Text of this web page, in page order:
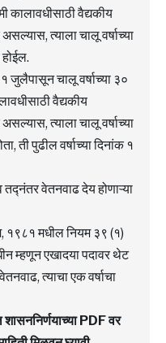
कालावधीसाठी वैद्यकीय
त्याला चालू वर्षाच्या
१ जुलैपासून चालू वर्षाच्या ३०
वैद्यकीय
त्याला चालू वर्षाच्या
ती पुढील वर्षाच्या दिनांक १
वेतनवाढ देय होणाऱ्या
१९८१ मधील नियम ३९ (१)
म्हणून एखादया पदावर थेट
त्याचा एक वर्षाचा
PDF वर